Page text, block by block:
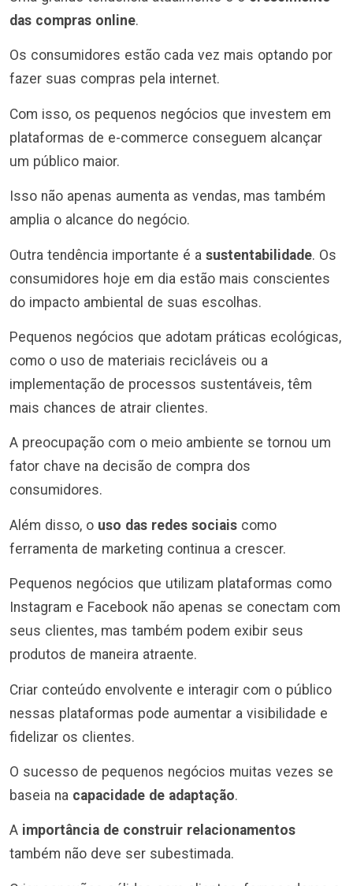
das compras online.
Os consumidores estão cada vez mais optando por
fazer suas compras pela internet.
Com isso, os pequenos negócios que investem em
plataformas de e-commerce conseguem alcançar
um público maior.
Isso não apenas aumenta as vendas, mas também
amplia o alcance do negócio.
Outra tendência importante é a sustentabilidade. Os
consumidores hoje em dia estão mais conscientes
do impacto ambiental de suas escolhas.
Pequenos negócios que adotam práticas ecológicas,
como o uso de materiais recicláveis ou a
implementação de processos sustentáveis, têm
mais chances de atrair clientes.
A preocupação com o meio ambiente se tornou um
fator chave na decisão de compra dos
consumidores.
Além disso, o uso das redes sociais como
ferramenta de marketing continua a crescer.
Pequenos negócios que utilizam plataformas como
Instagram e Facebook não apenas se conectam com
seus clientes, mas também podem exibir seus
produtos de maneira atraente.
Criar conteúdo envolvente e interagir com o público
nessas plataformas pode aumentar a visibilidade e
fidelizar os clientes.
O sucesso de pequenos negócios muitas vezes se
baseia na capacidade de adaptação.
A importância de construir relacionamentos
também não deve ser subestimada.